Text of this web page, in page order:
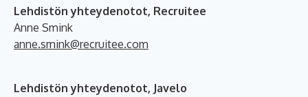
Lehdistön yhteydenotot, Recruitee
Anne Smink
anne.smink@recruitee.com
Lehdistön yhteydenotot, Javelo